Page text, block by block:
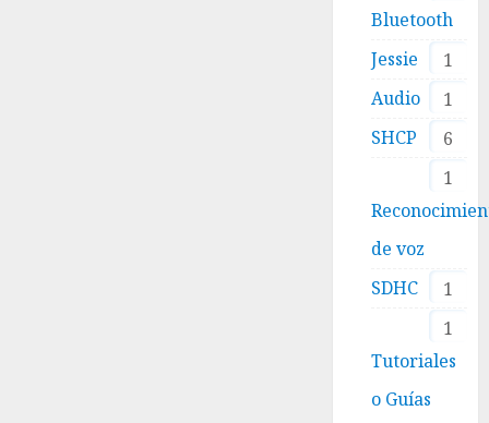
Bluetooth
1
Jessie
1
Audio
6
SHCP
1
de voz
1
SDHC
1
Tutoriales
o Guías